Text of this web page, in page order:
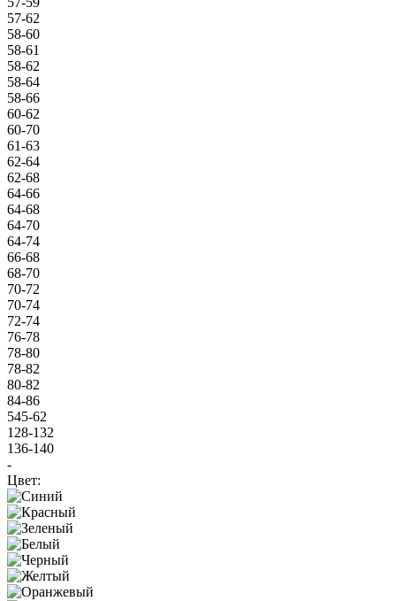
57-62
58-60
58-61
58-62
58-64
58-66
60-62
60-70
61-63
62-64
62-68
64-66
64-68
64-70
64-74
66-68
68-70
70-72
70-74
72-74
76-78
78-80
78-82
80-82
84-86
545-62
128-132
136-140
-
Цвет: